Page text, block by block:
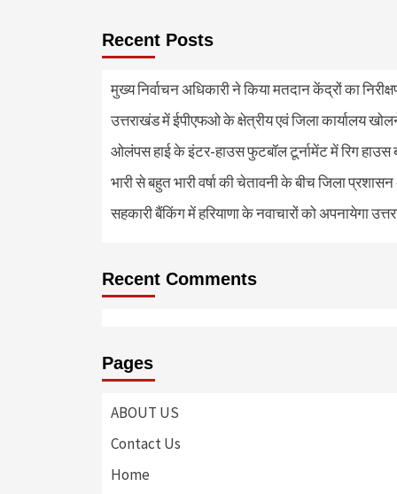
Recent Posts
मुख्य निर्वाचन अधिकारी ने किया मतदान केंद्रों का
उत्तराखंड में ईपीएफओ के क्षेत्रीय एवं जिला कार्यालय
ओलंपस हाई के इंटर-हाउस फुटबॉल टूर्नामेंट में रिग हाउस
भारी से बहुत भारी वर्षा की चेतावनी के बीच जिला
सहकारी बैंकिंग में हरियाणा के नवाचारों को अपनायेगा
Recent Comments
Pages
ABOUT US
Contact Us
Home